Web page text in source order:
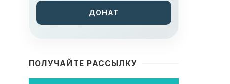
ДОНАТ
ПОЛУЧАЙТЕ РАССЫЛКУ